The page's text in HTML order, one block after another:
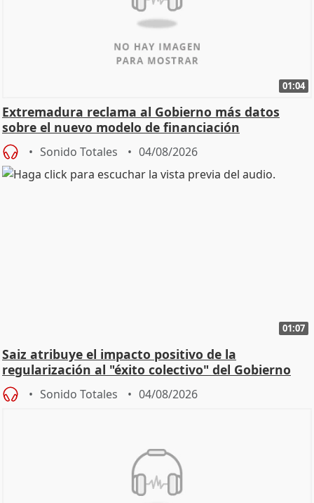
01:04
Extremadura reclama al Gobierno más datos
sobre el nuevo modelo de financiación
Sonido Totales 04/08/2026
01:07
Saiz atribuye el impacto positivo de la
regularización al "éxito colectivo" del Gobierno
Sonido Totales 04/08/2026